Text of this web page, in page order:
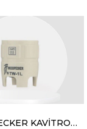
WOODPECKER KAVİTRON ANAHTARI TW-1L